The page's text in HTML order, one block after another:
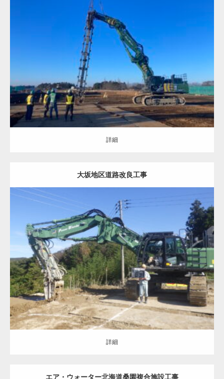
地盤改良（ALL） 盛土の安定対策
詳細
大坂地区道路改良工事
地盤改良（ALL） 仮設土留め
詳細
詳細
エア・ウォーター北海道桑園複合施設工事